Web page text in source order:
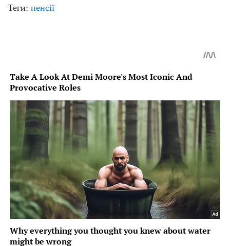
Теги: пенсії